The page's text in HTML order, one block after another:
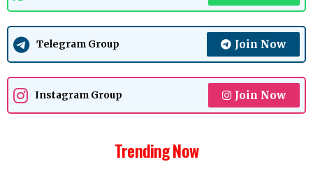
Telegram Group Join Now
Instagram Group Join Now
Trending Now